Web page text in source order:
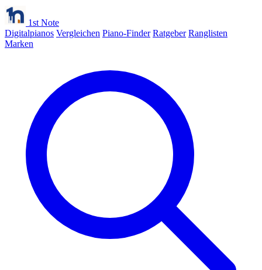
1st Note
Digitalpianos Vergleichen Piano-Finder Ratgeber Ranglisten
Marken